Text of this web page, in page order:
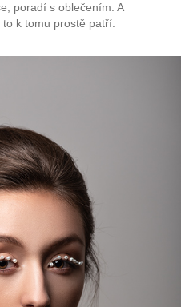
poradí s oblečením. A
k tomu prostě patří.